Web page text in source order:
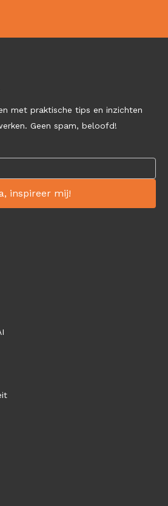
met praktische tips en inzichten
Geen spam, beloofd!